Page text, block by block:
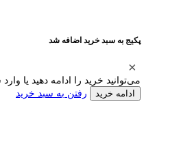
پکیج به سبد خرید اضافه شد
می‌توانید خرید را ادامه دهید یا
ادامه خرید رفتن به سبد خرید